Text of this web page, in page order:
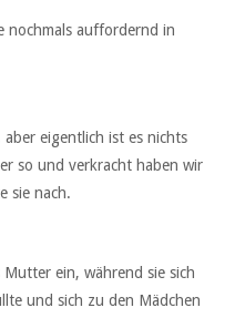
nochmals auffordernd in
eigentlich ist es nichts
so und verkracht haben wir
sie nach.
Mutter ein, während sie sich
und sich zu den Mädchen